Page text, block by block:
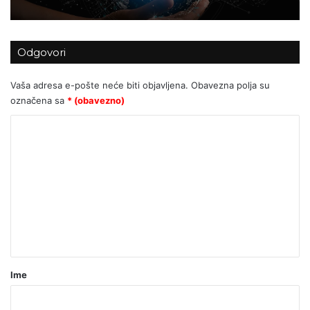
Pola uredskih poslova nestaje pred
glupostima
Odgovori
Vaša adresa e-pošte neće biti objavljena. Obavezna polja su
označena sa * (obavezno)
r
Ime